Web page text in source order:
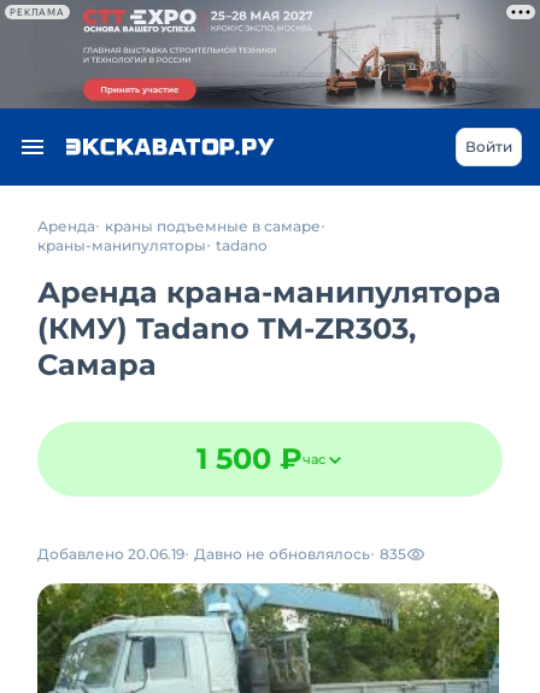
РЕКЛАМА
Войти
Аренда
краны подъемные в самаре
краны-манипуляторы tadano
Аренда крана-манипулятора
(КМУ) Tadano TM-ZR303,
Самара
1 500 ₽час
Добавлено 20.06.19 Давно не обновлялось 835